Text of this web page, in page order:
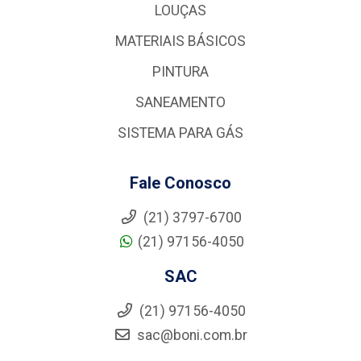
LOUÇAS
MATERIAIS BÁSICOS
PINTURA
SANEAMENTO
SISTEMA PARA GÁS
Fale Conosco
(21) 3797-6700
(21) 97156-4050
SAC
(21) 97156-4050
sac@boni.com.br